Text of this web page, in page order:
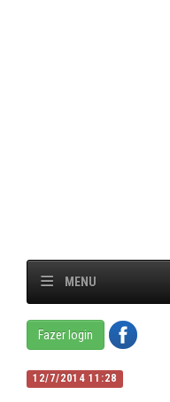
MENU
Fazer login
12/7/2014 11:28